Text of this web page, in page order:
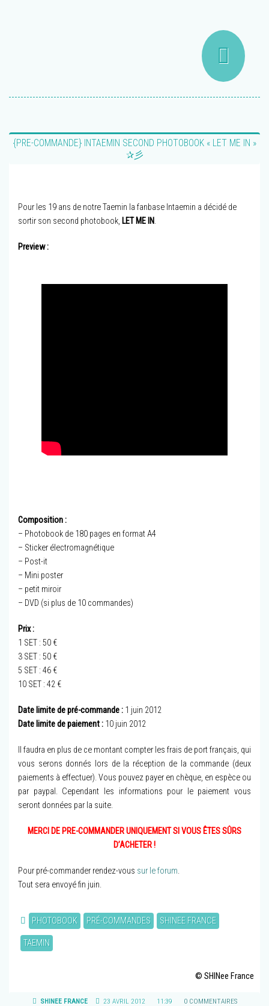
‎{PRE-COMMANDE} INTAEMIN SECOND PHOTOBOOK « LET ME IN »
✰彡
Pour les 19 ans de notre Taemin la fanbase Intaemin a décidé de
sortir son second photobook, LET ME IN.
Preview :
Composition :
– Photobook de 180 pages en format A4
– Sticker électromagnétique
– Post-it
– Mini poster
– petit miroir
– DVD (si plus de 10 commandes)
Prix :
1 SET : 50 €
3 SET : 50 €
5 SET : 46 €
10 SET : 42 €
Date limite de pré-commande : 1 juin 2012
Date limite de paiement : 10 juin 2012
Il faudra en plus de ce montant compter les frais de port français, qui
vous serons donnés lors de la réception de la commande (deux
paiements à effectuer). Vous pouvez payer en chèque, en espèce ou
par paypal. Cependant les informations pour le paiement vous
seront données par la suite.
MERCI DE PRE-COMMANDER UNIQUEMENT SI VOUS ÊTES SÛRS
D’ACHETER !
Pour pré-commander rendez-vous sur le forum.
Tout sera envoyé fin juin.
PHOTOBOOK PRÉ-COMMANDES SHINEE FRANCE
TAEMIN
© SHINee France
SHINEE FRANCE 23 AVRIL 2012 11:39 0 COMMENTAIRES